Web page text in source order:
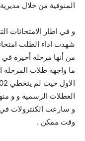
المنوفية من خلال
و في اطار الامتحانات
شهدت اداء الطلب
من أنها مرحلة أخيرة في
ما واجهه طلاب المرحلة
العطلات الرسمية و و
و سارعت الكنترولات
وقت ممكن .